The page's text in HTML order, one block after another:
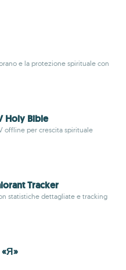
e la protezione spirituale con
Holy Bible
offline per crescita spirituale
Tracker
statistiche dettagliate e tracking